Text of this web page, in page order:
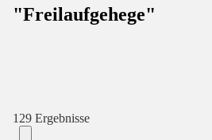
"Freilaufgehege"
129 Ergebnisse